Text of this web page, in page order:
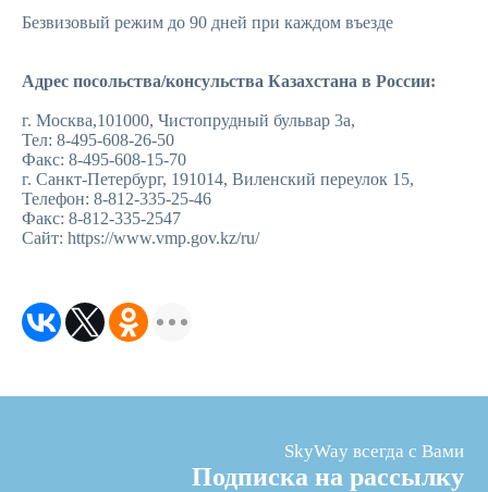
Безвизовый режим до 90 дней при каждом въезде
Адрес посольства/консульства Казахстана в России:
г. Москва,101000, Чистопрудный бульвар 3а,
Тел: 8-495-608-26-50
Факс: 8-495-608-15-70
г. Санкт-Петербург, 191014, Виленский переулок 15,
Телефон: 8-812-335-25-46
Факс: 8-812-335-2547
Сайт: https://www.vmp.gov.kz/ru/
SkyWay всегда с Вами
Подписка на рассылку